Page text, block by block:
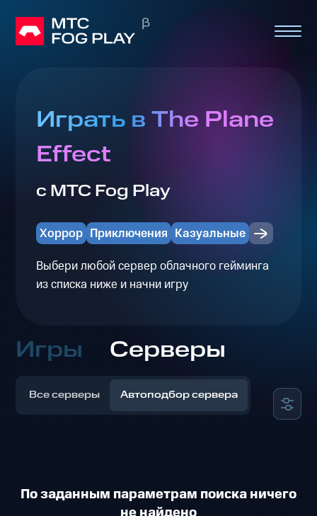
Играть в The Plane
Effect
с МТС Fog Play
Хоррор Приключения Казуальные
Выбери любой сервер облачного гейминга
из списка ниже и начни игру
Игры Серверы
Все серверы Автоподбор сервера
По заданным параметрам поиска ничего